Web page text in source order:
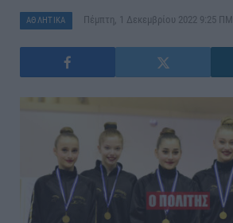
ΑΘΛΗΤΙΚΑ Πέμπτη, 1 Δεκεμβρίου 2022 9:25 ΠΜ